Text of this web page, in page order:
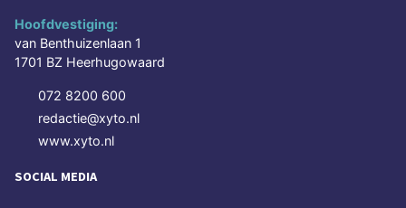
Hoofdvestiging:
van Benthuizenlaan 1
1701 BZ Heerhugowaard
072 8200 600
redactie@xyto.nl
www.xyto.nl
SOCIAL MEDIA